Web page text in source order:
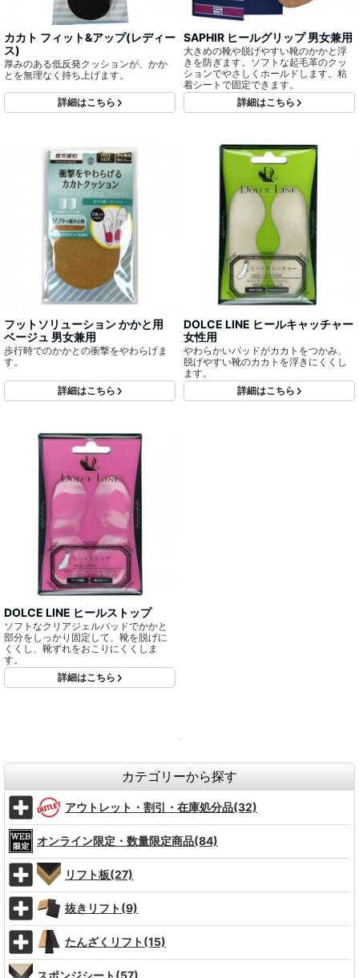
カカト フィット&アップ(レディー
ス)
厚みのある低反発クッションが、かか
とを無理なく持ち上げます。
詳細はこちら
SAPHIR ヒールグリップ 男女兼用
大きめの靴や脱げやすい靴のかかと浮
きを防ぎます。ソフトな起毛革のクッ
ションでやさしくホールドします。粘
着シートで固定できます。
詳細はこちら
フットソリューション かかと用
ベージュ 男女兼用
歩行時でのかかとの衝撃をやわらげま
す。
詳細はこちら
DOLCE LINE ヒールキャッチャー
女性用
やわらかいパッドがカカトをつかみ、
脱げやすい靴のカカトを浮きにくくし
ます。
詳細はこちら
DOLCE LINE ヒールストップ
ソフトなクリアジェルパッドでかかと
部分をしっかり固定して、靴を脱げに
くくし、靴ずれをおこりにくくしま
す。
詳細はこちら
カテゴリーから探す
アウトレット・割引・在庫処分品(32)
オンライン限定・数量限定商品(84)
リフト板(27)
抜きリフト(9)
たんざくリフト(15)
スポンジシート(57)